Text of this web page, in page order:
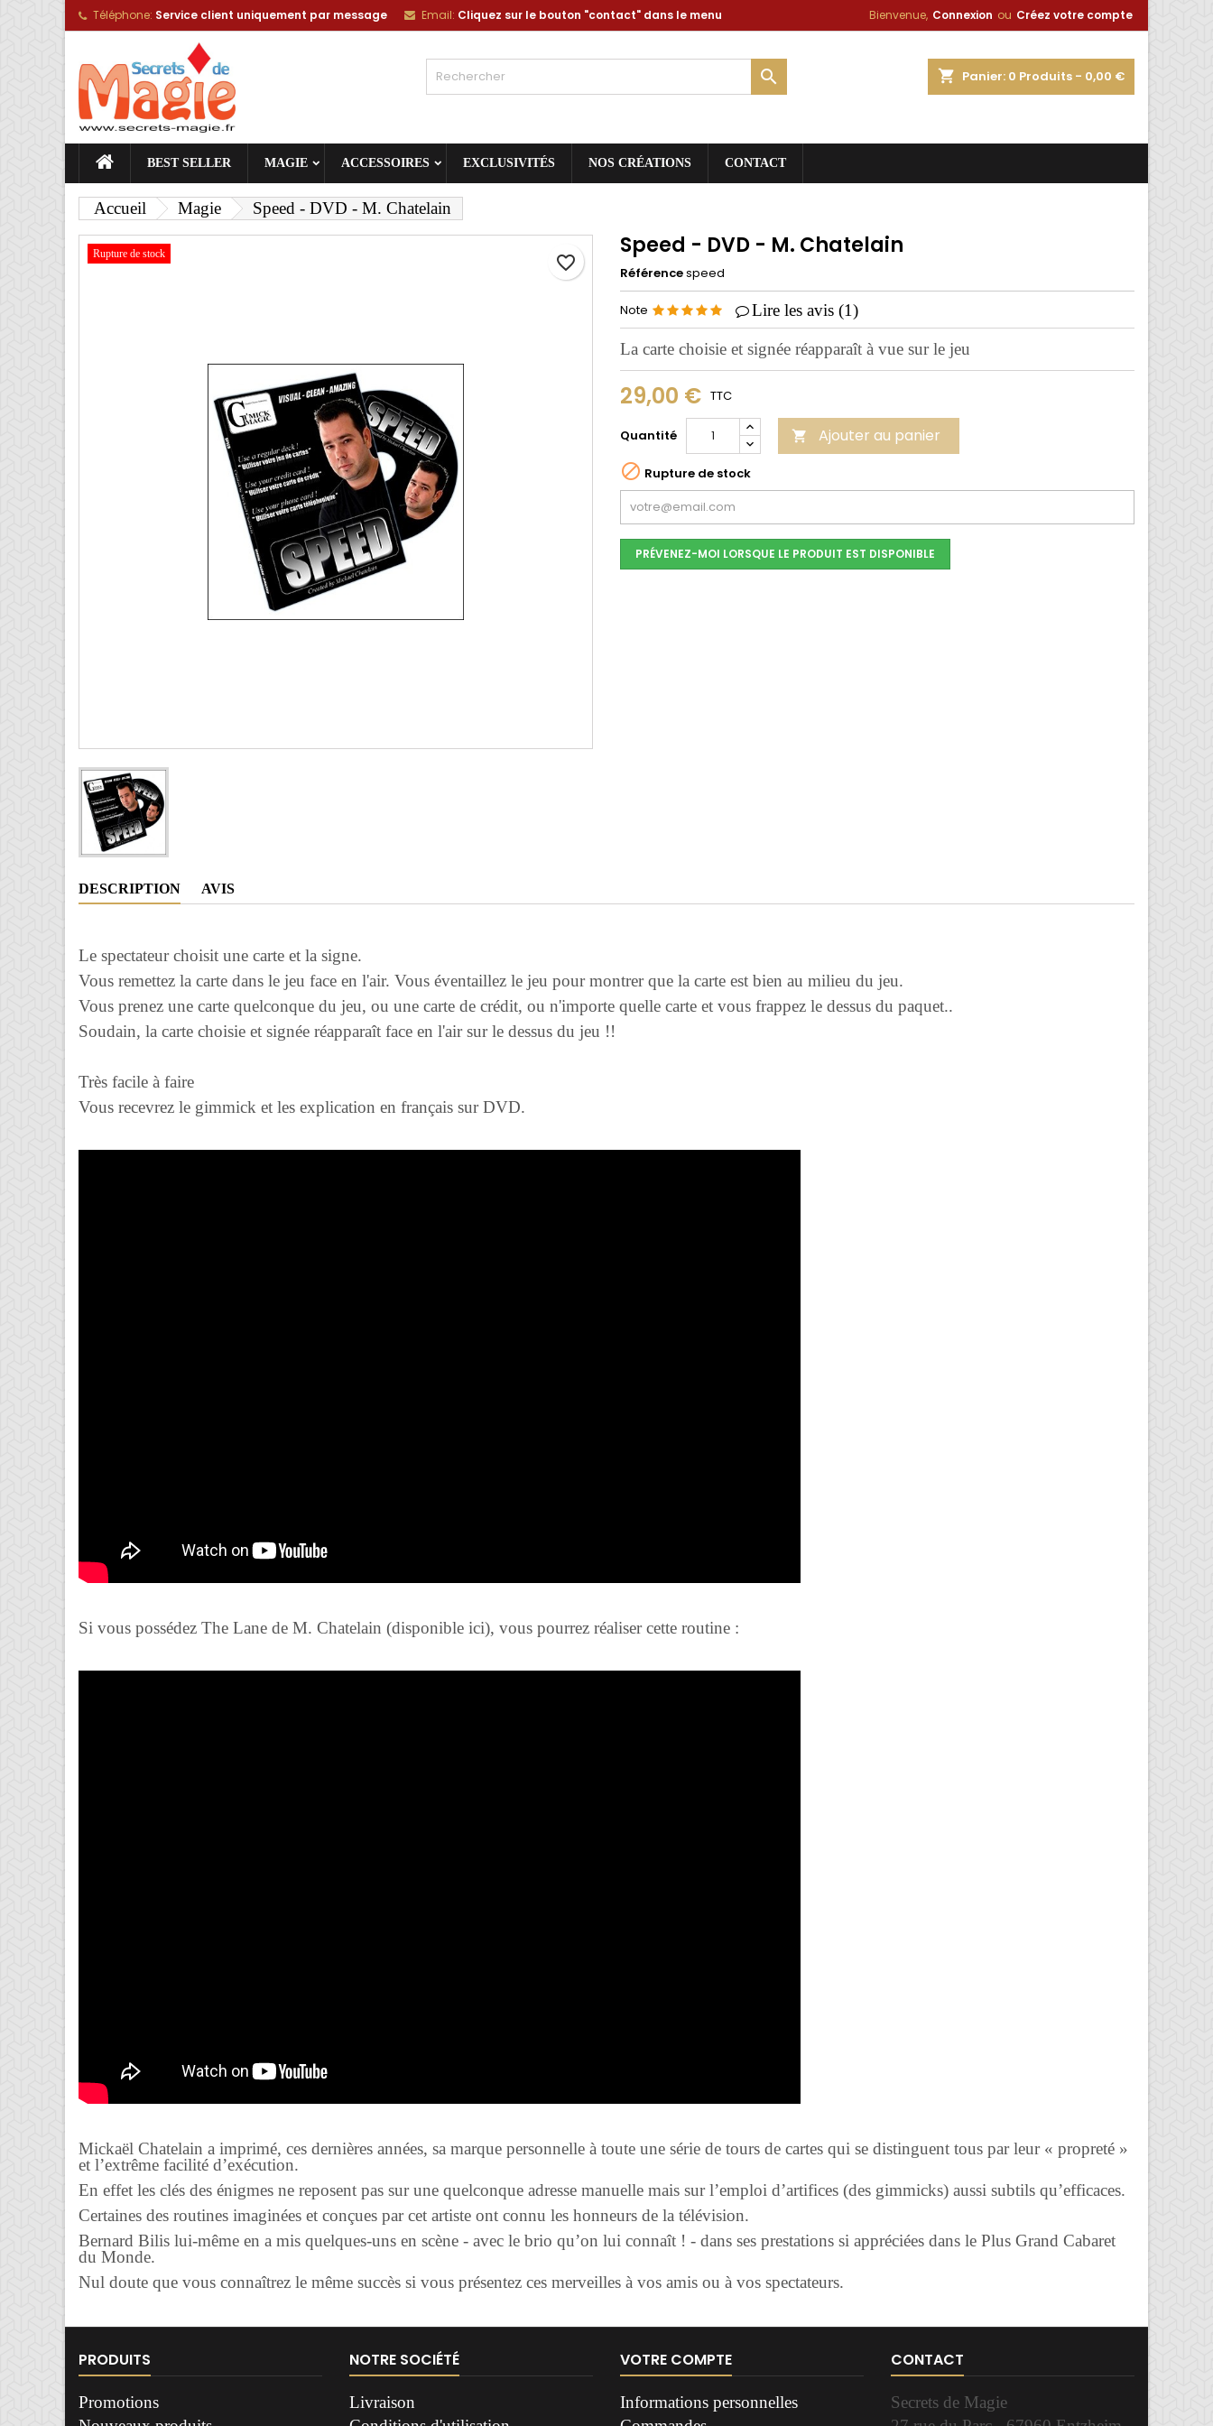
Téléphone: Service client uniquement par message Email: Cliquez sur le bouton "contact" dans le menu Bienvenue, Connexion ou Créez votre compte
shopping_cart Panier: 0 Produits - 0,00 €

BEST SELLER MAGIE ACCESSOIRES EXCLUSIVITÉS NOS CRÉATIONS CONTACT
Accueil Magie Speed - DVD - M. Chatelain
favorite_border
Rupture de stock Speed - DVD - M. Chatelain
Référencespeed
Note Lire les avis (1)
La carte choisie et signée réapparaît à vue sur le jeu
29,00 € TTC
Quantité  Ajouter au panier
 Rupture de stock
PRÉVENEZ-MOI LORSQUE LE PRODUIT EST DISPONIBLE
DESCRIPTION AVIS
Le spectateur choisit une carte et la signe.
Vous remettez la carte dans le jeu face en l'air. Vous éventaillez le jeu pour montrer que la carte est bien au milieu du jeu.
Vous prenez une carte quelconque du jeu, ou une carte de crédit, ou n'importe quelle carte et vous frappez le dessus du paquet..
Soudain, la carte choisie et signée réapparaît face en l'air sur le dessus du jeu !!
Très facile à faire
Vous recevrez le gimmick et les explication en français sur DVD.
Si vous possédez The Lane de M. Chatelain (disponible ici), vous pourrez réaliser cette routine :
Mickaël Chatelain a imprimé, ces dernières années, sa marque personnelle à toute une série de tours de cartes qui se distinguent tous par leur « propreté »
et l’extrême facilité d’exécution.
En effet les clés des énigmes ne reposent pas sur une quelconque adresse manuelle mais sur l’emploi d’artifices (des gimmicks) aussi subtils qu’efficaces.
Certaines des routines imaginées et conçues par cet artiste ont connu les honneurs de la télévision.
Bernard Bilis lui-même en a mis quelques-uns en scène - avec le brio qu’on lui connaît ! - dans ses prestations si appréciées dans le Plus Grand Cabaret
du Monde.
Nul doute que vous connaîtrez le même succès si vous présentez ces merveilles à vos amis ou à vos spectateurs.
PRODUITS
Promotions
NOTRE SOCIÉTÉ
Livraison
VOTRE COMPTE
Informations personnelles
CONTACT
Secrets de Magie
Ajouter à ma liste d'envies
Créer une nouvelle liste
Créer une liste d'envies
Connexion
Vous devez être connecté pour ajouter des produits à votre liste d'envies.
Annuler Connexion